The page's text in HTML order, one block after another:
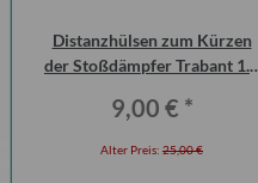
Distanzhülsen zum Kürzen
der Stoßdämpfer Trabant 1.1
9,00 € *
Alter Preis: 25,00 €